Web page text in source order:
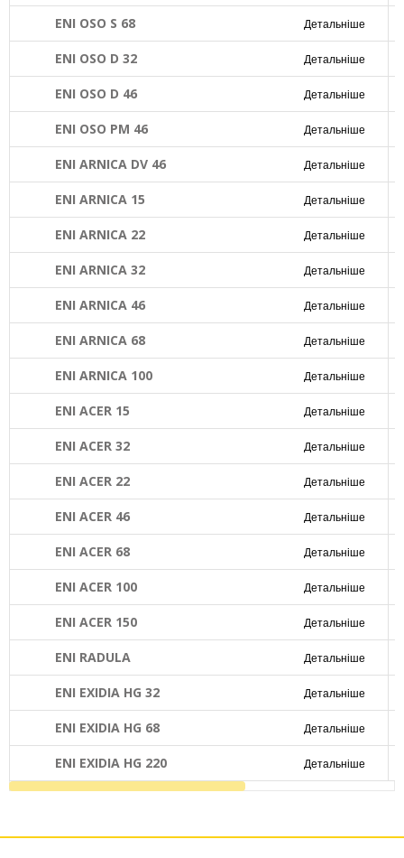
ENI OSO S 68 Детальніше
ENI OSO D 32 Детальніше
ENI OSO D 46 Детальніше
ENI OSO PM 46 Детальніше
ENI ARNICA DV 46 Детальніше
ENI ARNICA 15 Детальніше
ENI ARNICA 22 Детальніше
ENI ARNICA 32 Детальніше
ENI ARNICA 46 Детальніше
ENI ARNICA 68 Детальніше
ENI ARNICA 100 Детальніше
ENI ACER 15 Детальніше
ENI ACER 32 Детальніше
ENI ACER 22 Детальніше
ENI ACER 46 Детальніше
ENI ACER 68 Детальніше
ENI ACER 100 Детальніше
ENI ACER 150 Детальніше
ENI RADULA Детальніше
ENI EXIDIA HG 32 Детальніше
ENI EXIDIA HG 68 Детальніше
ENI EXIDIA HG 220 Детальніше